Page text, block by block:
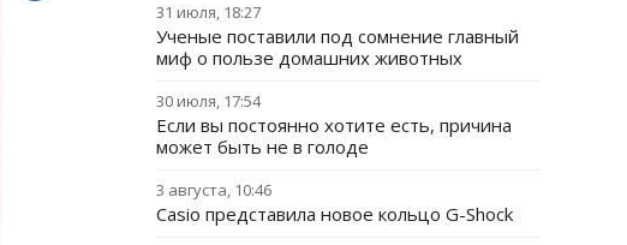
31 июля, 18:27
Ученые поставили под сомнение главный
миф о пользе домашних животных
30 июля, 17:54
Если вы постоянно хотите есть, причина
может быть не в голоде
3 августа, 10:46
Casio представила новое кольцо G-Shock